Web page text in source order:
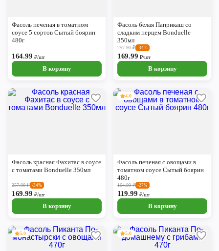
Фасоль печеная в томатном
соусе 5 сортов Сытый боярин
480г
164.99 ₽/шт
В корзину
Фасоль белая Паприкаш со
сладким перцем Bonduelle
350мл
257.90₽ -34%
169.99 ₽/шт
В корзину
Фасоль красная Фахитас в соусе
с томатами Bonduelle 350мл
257.90₽ -34%
169.99 ₽/шт
В корзину
4.0
Фасоль печеная с овощами в
томатном соусе Сытый боярин
480г
164.99₽ -27%
119.99 ₽/шт
В корзину
5.0 5.0